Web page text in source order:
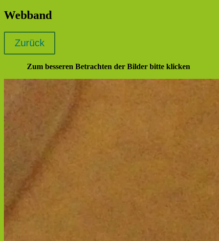
Webband
Zum besseren Betrachten der Bilder bitte klicken